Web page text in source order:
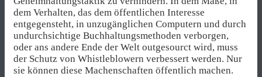
dem Verhalten, das dem öffentlichen Interesse
entgegensteht, in unzugänglichen Computern und durch
undurchsichtige Buchhaltungsmethoden verborgen,
oder ans andere Ende der Welt outgesourct wird, muss
der Schutz von Whistleblowern verbessert werden. Nur
sie können diese Machenschaften öffentlich machen.